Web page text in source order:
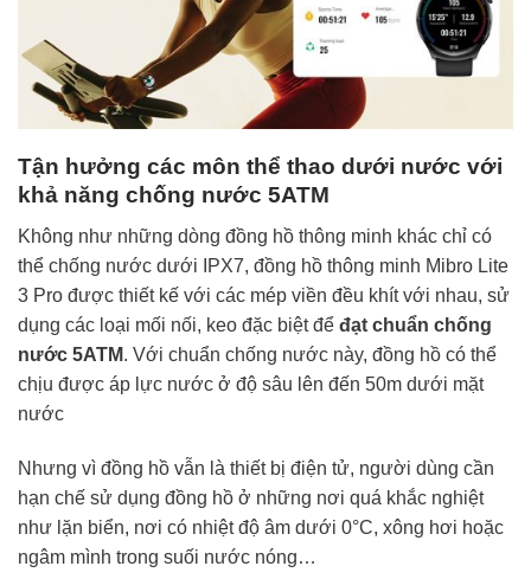
Tận hưởng các môn thể thao dưới nước với
khả năng chống nước 5ATM
Không như những dòng đồng hồ thông minh khác chỉ có
thể chống nước dưới IPX7, đồng hồ thông minh Mibro Lite
3 Pro được thiết kế với các mép viền đều khít với nhau, sử
dụng các loại mối nối, keo đặc biệt để đạt chuẩn chống
nước 5ATM. Với chuẩn chống nước này, đồng hồ có thể
chịu được áp lực nước ở độ sâu lên đến 50m dưới mặt
nước
Nhưng vì đồng hồ vẫn là thiết bị điện tử, người dùng cần
hạn chế sử dụng đồng hồ ở những nơi quá khắc nghiệt
như lặn biển, nơi có nhiệt độ âm dưới 0°C, xông hơi hoặc
ngâm mình trong suối nước nóng…